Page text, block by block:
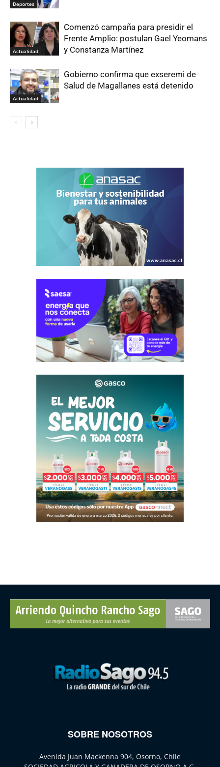
Deportes
Actualidad
Comenzó campaña para presidir el
Frente Amplio: postulan Gael Yeomans
y Constanza Martínez
Actualidad
Gobierno confirma que exseremi de
Salud de Magallanes está detenido
SOBRE NOSOTROS
Avenida Juan Mackenna 904, Osorno, Chile